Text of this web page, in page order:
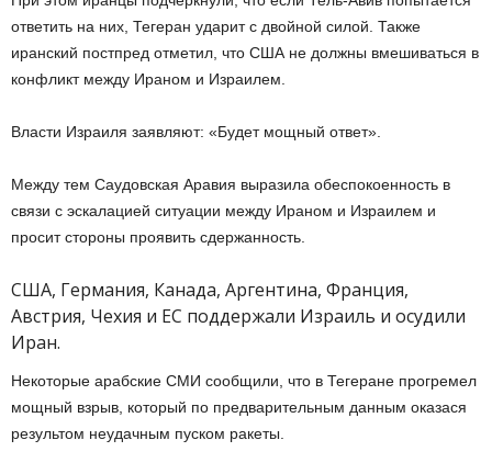
ответить на них, Тегеран ударит с двойной силой. Также
иранский постпред отметил, что США не должны вмешиваться в
конфликт между Ираном и Израилем.
Власти Израиля заявляют: «Будет мощный ответ».
Между тем Саудовская Аравия выразила обеспокоенность в
связи с эскалацией ситуации между Ираном и Израилем и
просит стороны проявить сдержанность.
США, Германия, Канада, Аргентина, Франция,
Австрия, Чехия и ЕС поддержали Израиль и осудили
Иран.
Некоторые арабские СМИ сообщили, что в Тегеране прогремел
мощный взрыв, который по предварительным данным оказася
результом неудачным пуском ракеты.